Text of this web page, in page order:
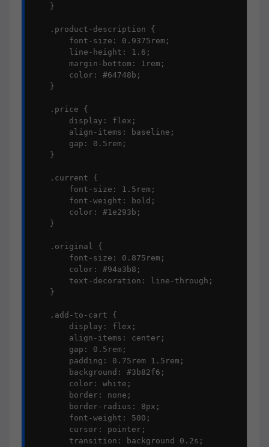
    }
    .product-description {
        font-size: 0.9375rem;
        line-height: 1.6;
        margin-bottom: 1rem;
        color: #64748b;
    }
    .price {
        display: flex;
        align-items: baseline;
        gap: 0.5rem;
    }
    .current {
        font-size: 1.5rem;
        font-weight: bold;
        color: #1e293b;
    }
    .original {
        font-size: 0.875rem;
        color: #94a3b8;
        text-decoration: line-through;
    }
    .add-to-cart {
        display: flex;
        align-items: center;
        gap: 0.5rem;
        padding: 0.75rem 1.5rem;
        background: #3b82f6;
        color: white;
        border: none;
        border-radius: 8px;
        font-weight: 500;
        cursor: pointer;
        transition: background 0.2s;